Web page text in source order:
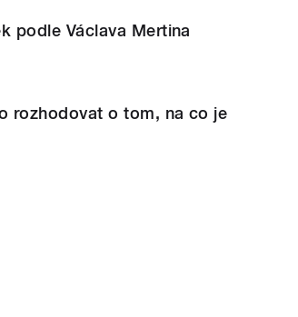
podle Václava Mertina
rozhodovat o tom, na co je